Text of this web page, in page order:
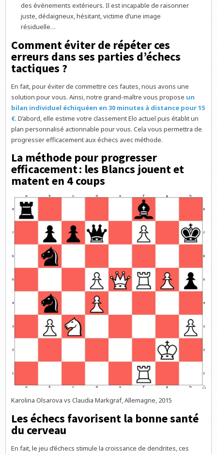
des événements extérieurs. Il est incapable de raisonner
juste, dédaigneux, hésitant, victime d’une image
résiduelle…
Comment éviter de répéter ces
erreurs dans ses parties d’échecs
tactiques ?
En fait, pour éviter de commettre ces fautes, nous avons une
solution pour vous. Ainsi, notre grand-maître vous propose un
bilan individuel échiquéen en 30 minutes à distance pour 15
€. D’abord, elle estime votre classement Elo actuel puis établit un
plan personnalisé actionnable pour vous. Cela vous permettra de
progresser efficacement aux échecs avec méthode.
La méthode pour progresser
efficacement : les Blancs jouent et
matent en 4 coups
Karolina Olsarova vs Claudia Markgraf, Allemagne, 2015
Les échecs favorisent la bonne santé
du cerveau
En fait, le jeu d’échecs stimule la croissance de dendrites, ces